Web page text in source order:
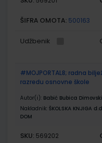
ŠIFRA OMOTA: 500163
Udžbenik
#MOJPORTAL8; radna
razredu osnovne škole
Autor(i): Babić Bubica
Nakladnik: ŠKOLSKA KNJIGA
DOM
SKU: 569202